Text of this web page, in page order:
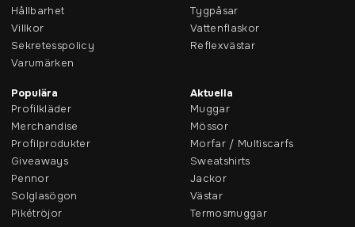
Hållbarhet
Villkor
Sekretesspolicy
Varumärken
Tygpåsar
Vattenflaskor
Reflexvästar
Populära
Profilkläder
Merchandise
Profilprodukter
Giveaways
Pennor
Solglasögon
Pikétröjor
Aktuella
Muggar
Mössor
Morfar / Multiscarfs
Sweatshirts
Jackor
Västar
Termosmuggar